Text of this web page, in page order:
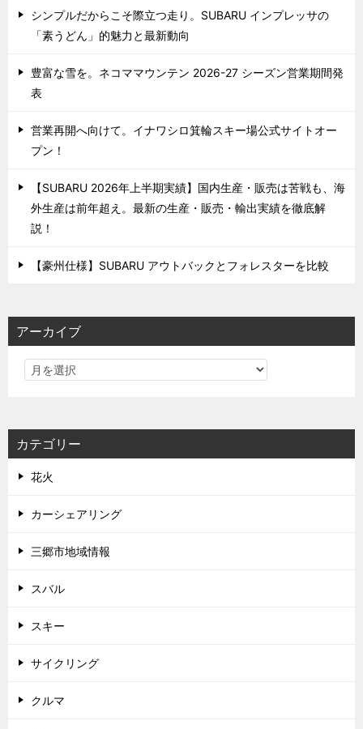
シンプルだからこそ際立つ走り。SUBARU インプレッサの
「素うどん」的魅力と最新動向
豊富な雪を。ネコママウンテン 2026-27 シーズン営業期間発
表
営業再開へ向けて。イナワシロ箕輪スキー場公式サイトオー
プン！
【SUBARU 2026年上半期実績】国内生産・販売は苦戦も、海
外生産は前年超え。最新の生産・販売・輸出実績を徹底解
説！
【豪州仕様】SUBARU アウトバックとフォレスターを比較
アーカイブ
カテゴリー
花火
カーシェアリング
三郷市地域情報
スバル
スキー
サイクリング
クルマ